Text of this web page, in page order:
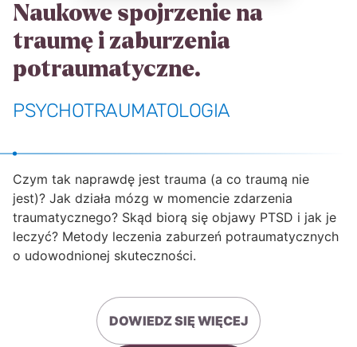
Naukowe spojrzenie na
traumę i zaburzenia
potraumatyczne.
PSYCHOTRAUMATOLOGIA
Czym tak naprawdę jest trauma (a co traumą nie
jest)? Jak działa mózg w momencie zdarzenia
traumatycznego? Skąd biorą się objawy PTSD i jak je
leczyć? Metody leczenia zaburzeń potraumatycznych
o udowodnionej skuteczności.
DOWIEDZ SIĘ WIĘCEJ